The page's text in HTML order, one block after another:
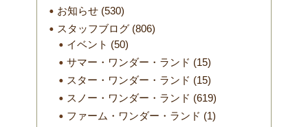
お知らせ(530)
スタッフブログ(806)
イベント (50)
サマー・ワンダー・ランド (15)
スター・ワンダー・ランド (15)
スノー・ワンダー・ランド (619)
ファーム・ワンダー・ランド (1)